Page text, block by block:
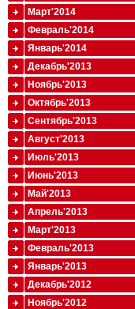
Март'2014
Февраль'2014
Январь'2014
Декабрь'2013
Ноябрь'2013
Октябрь'2013
Сентябрь'2013
Август'2013
Июль'2013
Июнь'2013
Май'2013
Апрель'2013
Март'2013
Февраль'2013
Январь'2013
Декабрь'2012
Ноябрь'2012